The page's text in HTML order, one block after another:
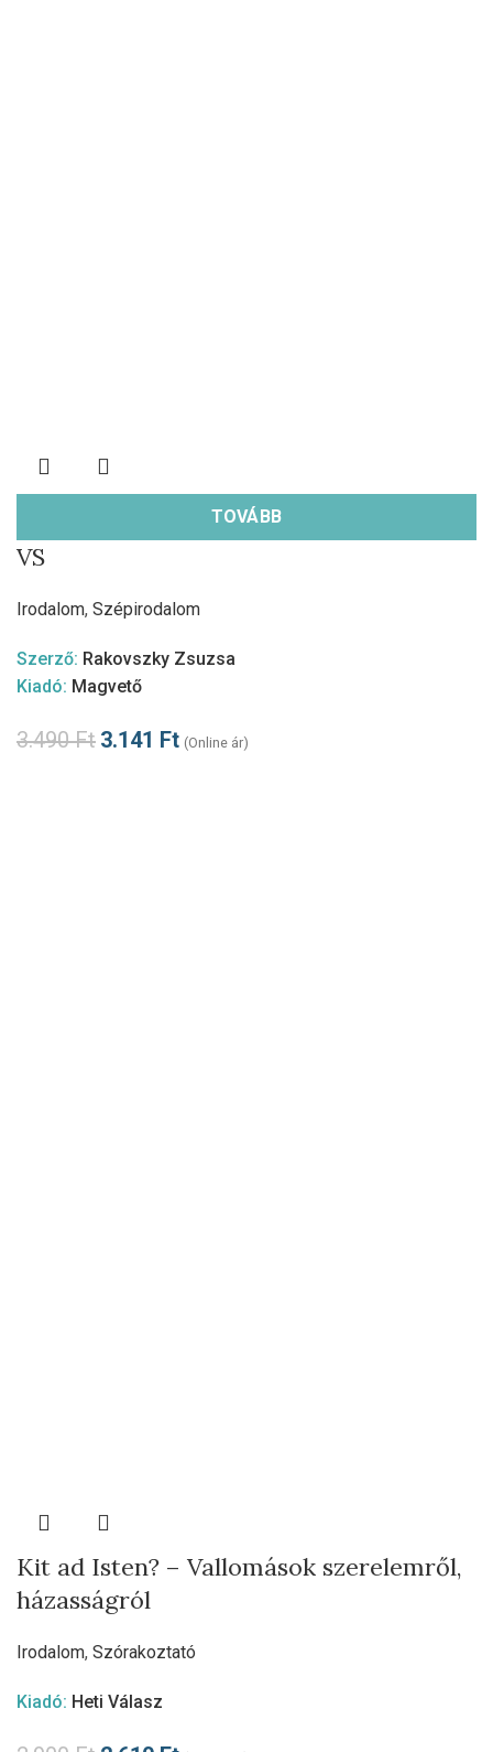
TOVÁBB
VS
Irodalom, Szépirodalom
Szerző: Rakovszky Zsuzsa
Kiadó: Magvető
3.490Ft 3.141 Ft (Online ár)
Kit ad Isten? – Vallomások szerelemről,
házasságról
Irodalom, Szórakoztató
Kiadó: Heti Válasz